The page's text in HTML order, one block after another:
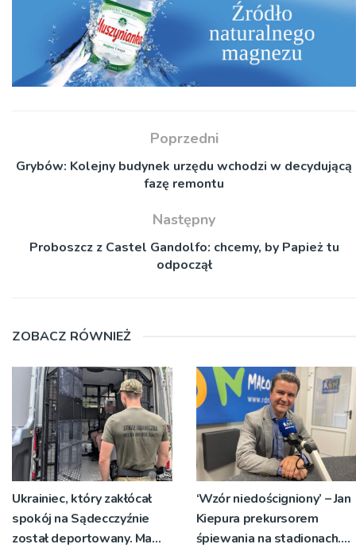
Poprzedni
Grybów: Kolejny budynek urzędu wchodzi w decydującą
fazę remontu
Następny
Proboszcz z Castel Gandolfo: chcemy, by Papież tu
odpoczął
ZOBACZ RÓWNIEŻ
Ukrainiec, który zakłócał
spokój na Sądecczyźnie
został deportowany. Ma
‘Wzór niedościgniony’ – Jan
Kiepura prekursorem
śpiewania na stadionach.